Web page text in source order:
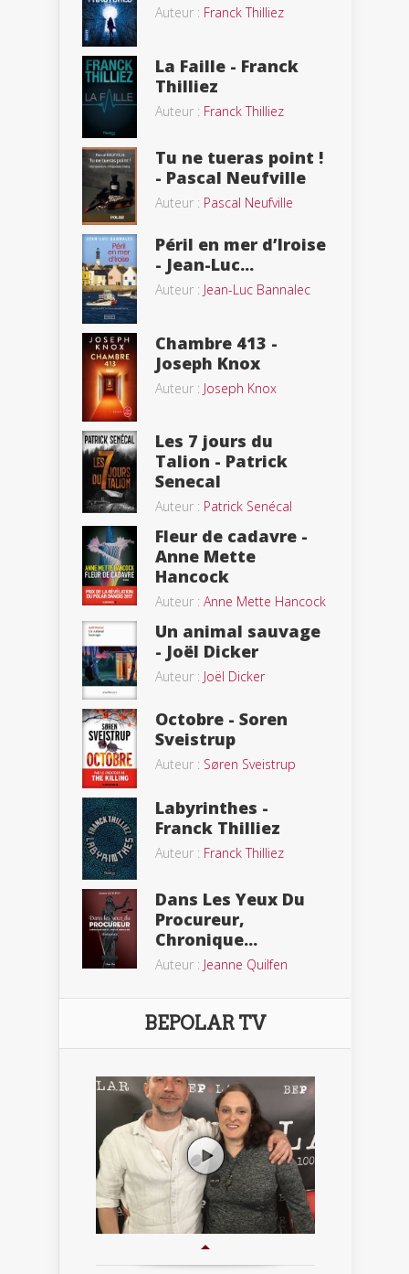
Auteur : Franck Thilliez
La Faille - Franck
Thilliez
Auteur : Franck Thilliez
Tu ne tueras point !
- Pascal Neufville
Auteur : Pascal Neufville
Péril en mer d’Iroise
- Jean-Luc...
Auteur : Jean-Luc Bannalec
Chambre 413 -
Joseph Knox
Auteur : Joseph Knox
Les 7 jours du
Talion - Patrick
Senecal
Auteur : Patrick Senécal
Fleur de cadavre -
Anne Mette
Hancock
Auteur : Anne Mette Hancock
Un animal sauvage
- Joël Dicker
Auteur : Joël Dicker
Octobre - Soren
Sveistrup
Auteur : Søren Sveistrup
Labyrinthes -
Franck Thilliez
Auteur : Franck Thilliez
Dans Les Yeux Du
Procureur,
Chronique...
Auteur : Jeanne Quilfen
BEPOLAR TV